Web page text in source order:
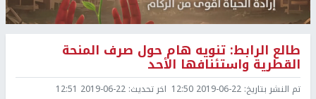
طالع الرابط: تنويه هام حول صرف المنحة
القطرية واستئنافها الأحد
تم النشر بتاريخ: 2019-06-22 12:50 اخر تحديث: 2019-06-22 12:51